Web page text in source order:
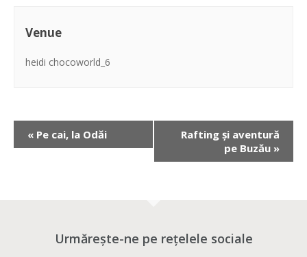
Venue
heidi chocoworld_6
« Pe cai, la Odăi
Rafting și aventură
pe Buzău »
Urmărește-ne pe rețelele sociale